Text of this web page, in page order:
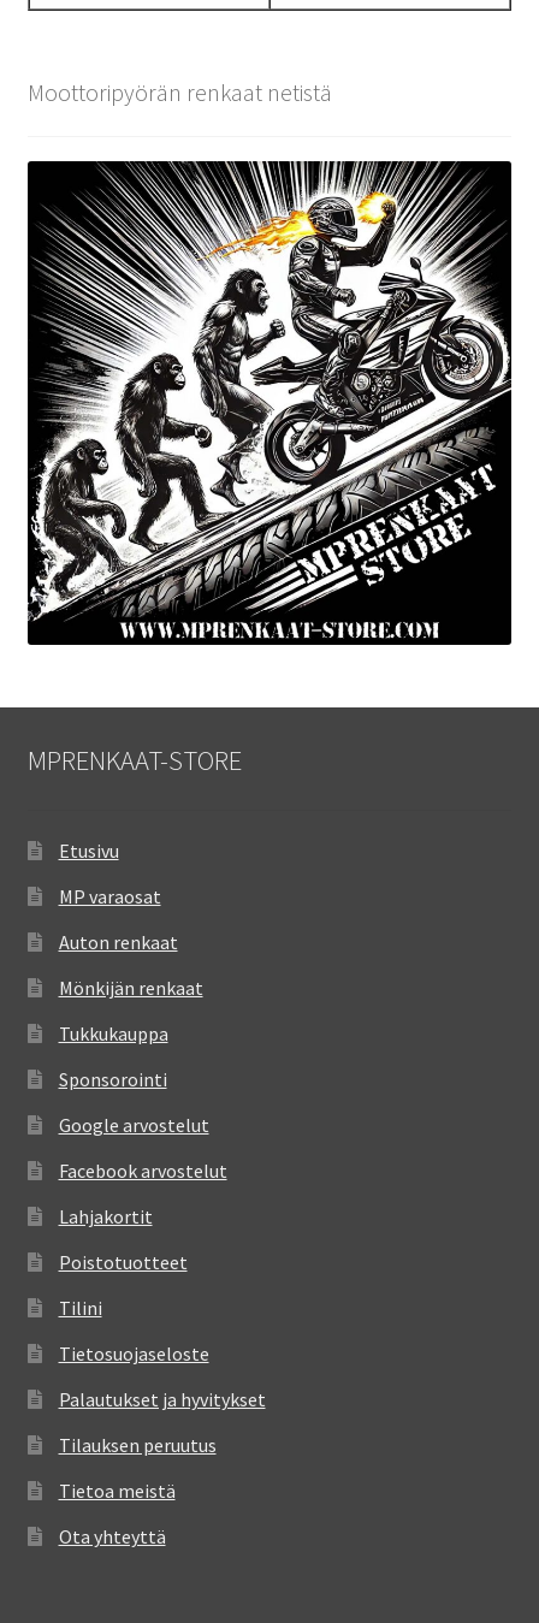
Moottoripyörän renkaat netistä
MPRENKAAT-STORE
Etusivu
MP varaosat
Auton renkaat
Mönkijän renkaat
Tukkukauppa
Sponsorointi
Google arvostelut
Facebook arvostelut
Lahjakortit
Poistotuotteet
Tilini
Tietosuojaseloste
Palautukset ja hyvitykset
Tilauksen peruutus
Tietoa meistä
Ota yhteyttä